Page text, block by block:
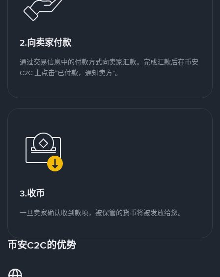
2.向卖家付款
通过交易信息中的付款方式向卖家汇款。完成汇款后在币安
C2C 上点击“已付款，通知卖方”。
3.收币
一旦卖家确认收到款项，被保管的货币将被发放给您。
币安C2C的优势